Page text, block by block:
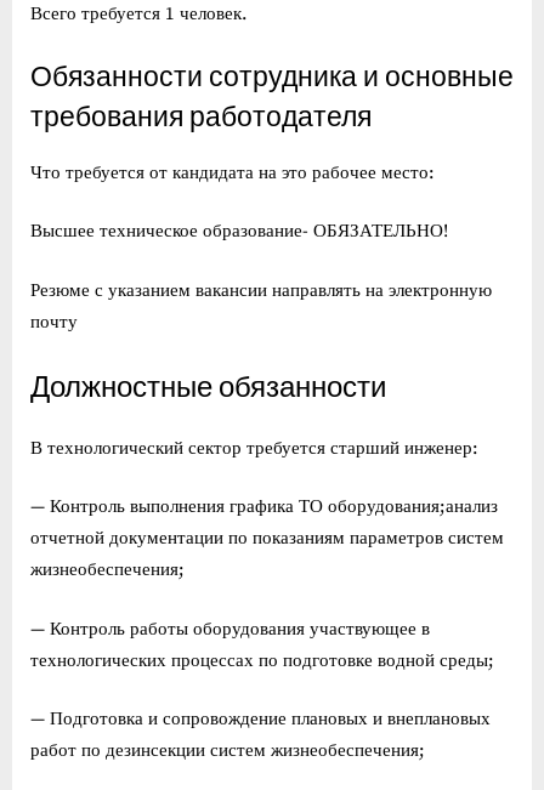
Всего требуется 1 человек.
Обязанности сотрудника и основные
требования работодателя
Что требуется от кандидата на это рабочее место:
Высшее техническое образование- ОБЯЗАТЕЛЬНО!
Резюме с указанием вакансии направлять на электронную
почту
Должностные обязанности
В технологический сектор требуется старший инженер:
— Контроль выполнения графика ТО оборудования;анализ
отчетной документации по показаниям параметров систем
жизнеобеспечения;
— Контроль работы оборудования участвующее в
технологических процессах по подготовке водной среды;
— Подготовка и сопровождение плановых и внеплановых
работ по дезинсекции систем жизнеобеспечения;